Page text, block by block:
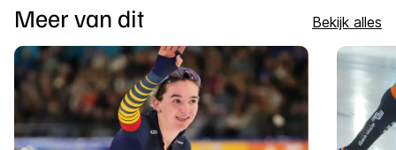
Meer van dit Bekijk alles